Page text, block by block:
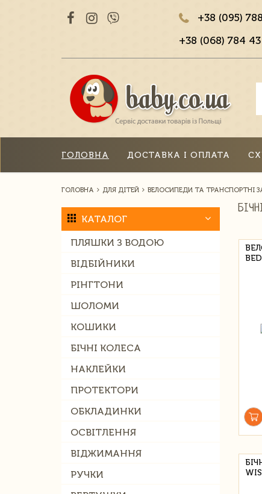
+38 (095)
+38 (068) 784
ГОЛОВНА ДОСТАВКА І ОПЛАТА
ГОЛОВНА ДЛЯ ДІТЕЙ ВЕЛОСИПЕДИ ТА ТРАНСПОРТНІ
КАТАЛОГ
ПЛЯШКИ З ВОДОЮ
ВІДБІЙНИКИ
РІНГТОНИ
ШОЛОМИ
КОШИКИ
БІЧНІ КОЛЕСА
НАКЛЕЙКИ
ПРОТЕКТОРИ
ОБКЛАДИНКИ
ОСВІТЛЕННЯ
ВІДЖИМАННЯ
РУЧКИ